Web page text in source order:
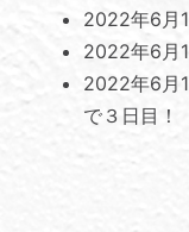
2022年6月
2022年6月
2022年6月
で３日目！